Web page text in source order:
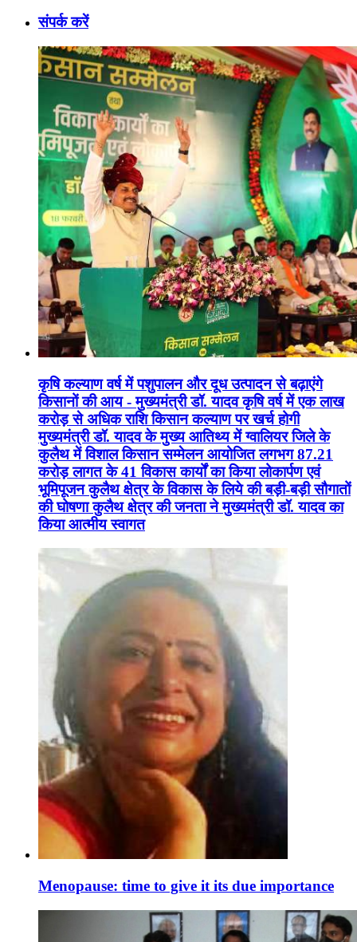
संपर्क करें
कृषि कल्याण वर्ष में पशुपालन और दूध उत्पादन से बढ़ाएंगे
किसानों की आय - मुख्यमंत्री डॉ. यादव कृषि वर्ष में एक लाख
करोड़ से अधिक राशि किसान कल्याण पर खर्च होगी
मुख्यमंत्री डॉ. यादव के मुख्य आतिथ्य में ग्वालियर जिले के
कुलैथ में विशाल किसान सम्मेलन आयोजित लगभग 87.21
करोड़ लागत के 41 विकास कार्यों का किया लोकार्पण एवं
भूमिपूजन कुलैथ क्षेत्र के विकास के लिये की बड़ी-बड़ी सौगातों
की घोषणा कुलैथ क्षेत्र की जनता ने मुख्यमंत्री डॉ. यादव का
किया आत्मीय स्वागत
Menopause: time to give it its due importance